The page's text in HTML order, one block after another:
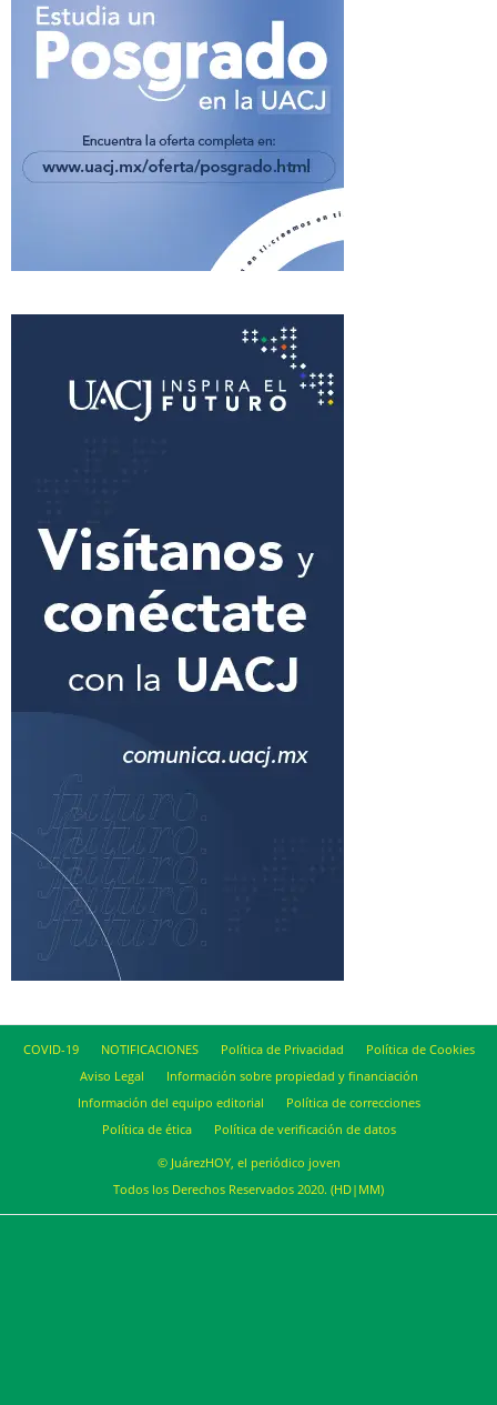
COVID-19 NOTIFICACIONES Política de Privacidad
Política de Cookies
Aviso Legal
Información sobre propiedad y financiación
Información del equipo editorial
Política de correcciones
Política de ética
Política de verificación de datos
© JuárezHOY, el periódico joven
Todos los Derechos Reservados 2020. (HD|MM)